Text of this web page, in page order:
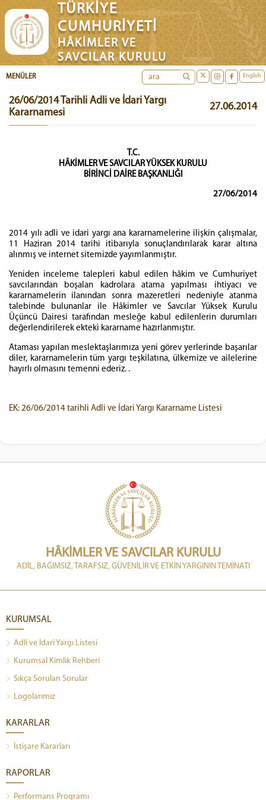
TÜRKİYE
CUMHURİYETİ
HÂKİMLER VE
SAVCILAR KURULU
English
MENÜLER
26/06/2014 Tarihli Adli ve İdari Yargı
Kararnamesi
27.06.2014
T.C.
HÂKİMLER VE SAVCILAR YÜKSEK KURULU
BİRİNCİ DAİRE BAŞKANLIĞI
27/06/2014
2014 yılı adli ve idari yargı ana kararnamelerine ilişkin çalışmalar,
11 Haziran 2014 tarihi itibarıyla sonuçlandırılarak karar altına
alınmış ve internet sitemizde yayımlanmıştır.
Yeniden inceleme talepleri kabul edilen hâkim ve Cumhuriyet
savcılarından boşalan kadrolara atama yapılması ihtiyacı ve
kararnamelerin ilanından sonra mazeretleri nedeniyle atanma
talebinde bulunanlar ile Hâkimler ve Savcılar Yüksek Kurulu
Üçüncü Dairesi tarafından mesleğe kabul edilenlerin durumları
değerlendirilerek ekteki kararname hazırlanmıştır.
Ataması yapılan meslektaşlarımıza yeni görev yerlerinde başarılar
diler, kararnamelerin tüm yargı teşkilatına, ülkemize ve ailelerine
hayırlı olmasını temenni ederiz. .
EK: 26/06/2014 tarihli Adli ve İdari Yargı Kararname Listesi
HÂKİMLER VE SAVCILAR KURULU
ADİL, BAĞIMSIZ, TARAFSIZ, GÜVENİLİR VE ETKİN YARGININ TEMİNATI
KURUMSAL
Adli ve İdari Yargı Listesi
Kurumsal Kimlik Rehberi
Sıkça Sorulan Sorular
Logolarımız
KARARLAR
İstişare Kararları
RAPORLAR
Performans Programı